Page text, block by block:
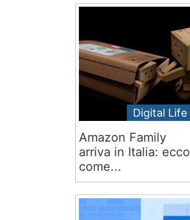
Digital Life
Amazon Family
arriva in Italia: ecco
come...